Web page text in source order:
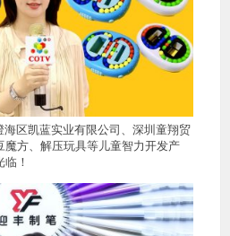
区凯蓝实业有限公司、深圳童翔贸
方、解压玩具等儿童智力开发产
！